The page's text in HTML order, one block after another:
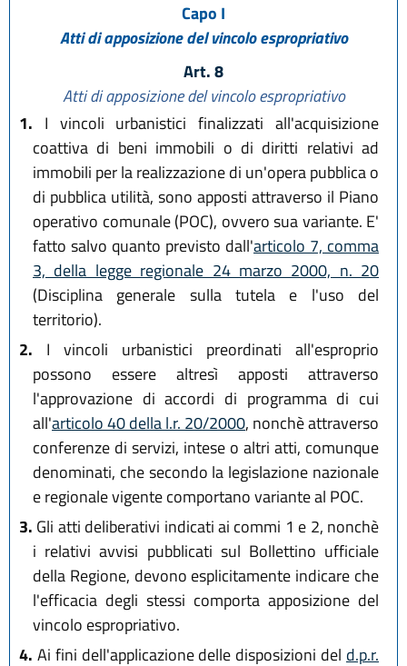
Capo I
Atti di apposizione del vincolo espropriativo
Art. 8
Atti di apposizione del vincolo espropriativo
1. I vincoli urbanistici finalizzati all'acquisizione
coattiva di beni immobili o di diritti relativi ad
immobili per la realizzazione di un'opera pubblica o
di pubblica utilità, sono apposti attraverso il Piano
operativo comunale (POC), ovvero sua variante. E'
fatto salvo quanto previsto dall'articolo 7, comma
3, della legge regionale 24 marzo 2000, n. 20
(Disciplina generale sulla tutela e l'uso del
territorio).
2. I vincoli urbanistici preordinati all'esproprio
possono essere altresì apposti attraverso
l'approvazione di accordi di programma di cui
all'articolo 40 della l.r. 20/2000, nonchè attraverso
conferenze di servizi, intese o altri atti, comunque
denominati, che secondo la legislazione nazionale
e regionale vigente comportano variante al POC.
3. Gli atti deliberativi indicati ai commi 1 e 2, nonchè
i relativi avvisi pubblicati sul Bollettino ufficiale
della Regione, devono esplicitamente indicare che
l'efficacia degli stessi comporta apposizione del
vincolo espropriativo.
4. Ai fini dell'applicazione delle disposizioni del d.p.r.